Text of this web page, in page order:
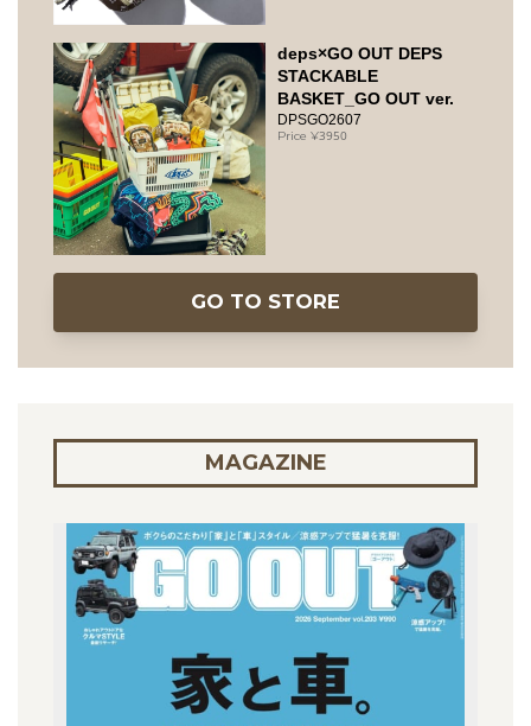
deps×GO OUT DEPS
STACKABLE
BASKET_GO OUT ver.
DPSGO2607
3950
GO TO STORE
MAGAZINE